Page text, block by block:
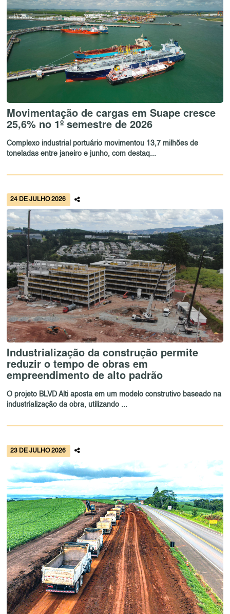
Movimentação de cargas em Suape cresce
25,6% no 1º semestre de 2026
Complexo industrial portuário movimentou 13,7 milhões de
toneladas entre janeiro e junho, com destaq...
24 DE JULHO 2026
Industrialização da construção permite
reduzir o tempo de obras em
empreendimento de alto padrão
O projeto BLVD Alti aposta em um modelo construtivo baseado na
industrialização da obra, utilizando ...
23 DE JULHO 2026